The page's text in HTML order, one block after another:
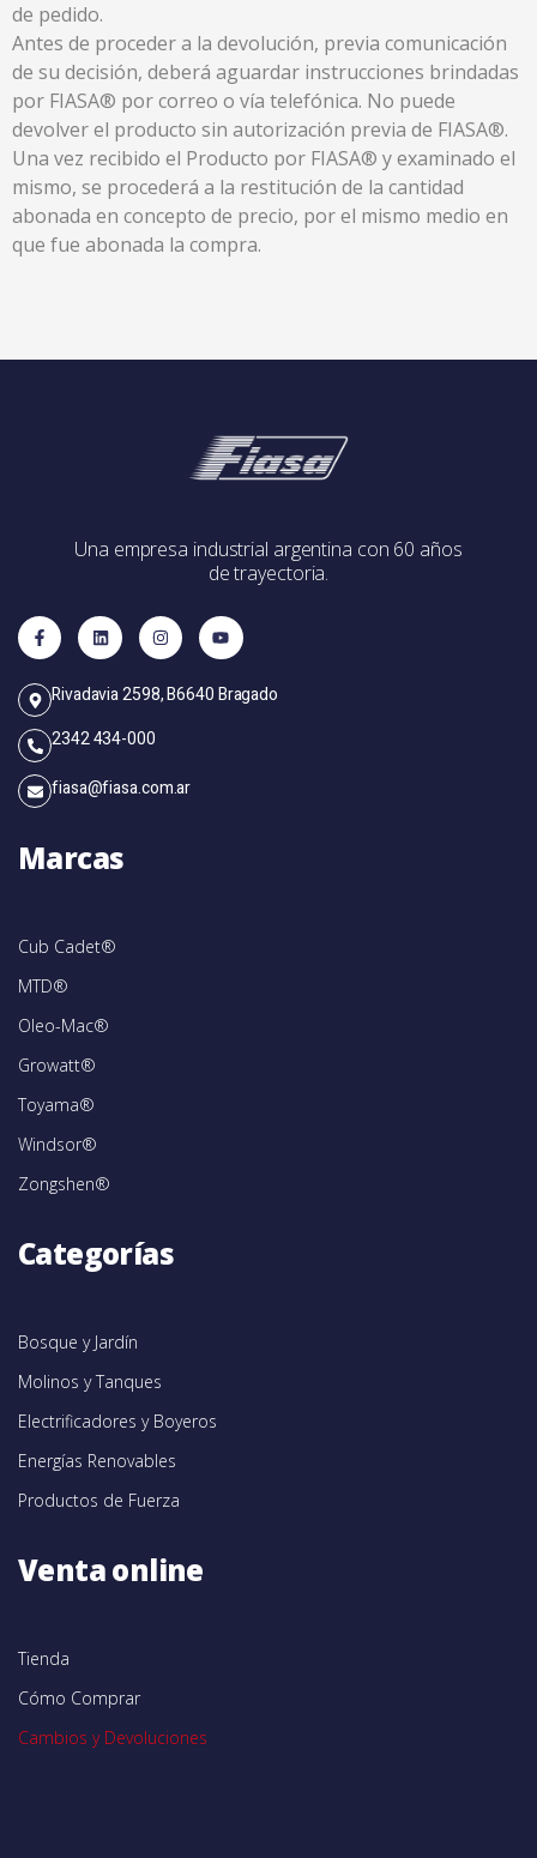
de pedido.
Antes de proceder a la devolución, previa comunicación
de su decisión, deberá aguardar instrucciones brindadas
por FIASA® por correo o vía telefónica. No puede
devolver el producto sin autorización previa de FIASA®.
Una vez recibido el Producto por FIASA® y examinado el
mismo, se procederá a la restitución de la cantidad
abonada en concepto de precio, por el mismo medio en
que fue abonada la compra.
Una empresa industrial argentina con 60 años
de trayectoria.
Rivadavia 2598, B6640 Bragado
2342 434-000
fiasa@fiasa.com.ar
Marcas
Cub Cadet®
MTD®
Oleo-Mac®
Growatt®
Toyama®
Windsor®
Zongshen®
Categorías
Bosque y Jardín
Molinos y Tanques
Electrificadores y Boyeros
Energías Renovables
Productos de Fuerza
Venta online
Tienda
Cómo Comprar
Cambios y Devoluciones